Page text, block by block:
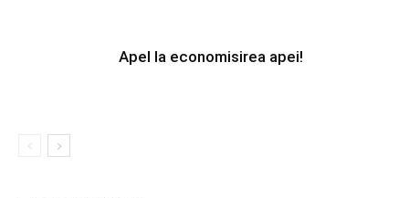
Apel la economisirea apei!